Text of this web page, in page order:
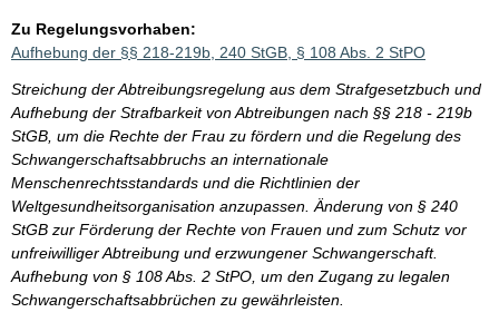
Zu Regelungsvorhaben:
Aufhebung der §§ 218-219b, 240 StGB, § 108 Abs. 2 StPO
Streichung der Abtreibungsregelung aus dem Strafgesetzbuch und
Aufhebung der Strafbarkeit von Abtreibungen nach §§ 218 - 219b
StGB, um die Rechte der Frau zu fördern und die Regelung des
Schwangerschaftsabbruchs an internationale
Menschenrechtsstandards und die Richtlinien der
Weltgesundheitsorganisation anzupassen. Änderung von § 240
StGB zur Förderung der Rechte von Frauen und zum Schutz vor
unfreiwilliger Abtreibung und erzwungener Schwangerschaft.
Aufhebung von § 108 Abs. 2 StPO, um den Zugang zu legalen
Schwangerschaftsabbrüchen zu gewährleisten.